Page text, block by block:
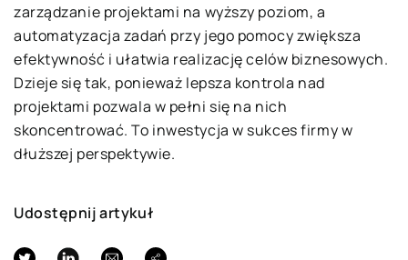
zarządzanie projektami na wyższy poziom, a
automatyzacja zadań przy jego pomocy zwiększa
efektywność i ułatwia realizację celów biznesowych.
Dzieje się tak, ponieważ lepsza kontrola nad
projektami pozwala w pełni się na nich
skoncentrować. To inwestycja w sukces firmy w
dłuższej perspektywie.
Udostępnij artykuł